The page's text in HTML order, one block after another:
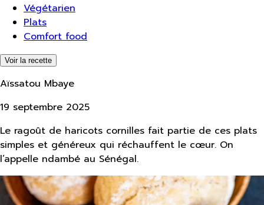
Végétarien
Plats
Comfort food
Voir la recette
Aïssatou Mbaye
19 septembre 2025
Le ragoût de haricots cornilles fait partie de ces plats
simples et généreux qui réchauffent le cœur. On
l’appelle ndambé au Sénégal.